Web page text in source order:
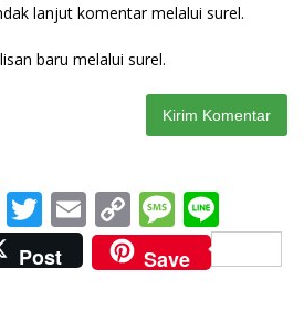
lanjut komentar melalui surel.
baru melalui surel.
M T
w
itt
E
m
ai
C
o
p
M
e
ss
n
e
Post Save